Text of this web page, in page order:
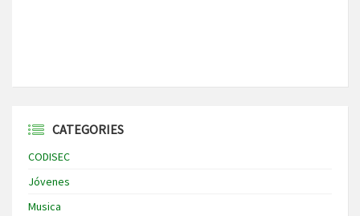
CATEGORIES
CODISEC
Jóvenes
Musica